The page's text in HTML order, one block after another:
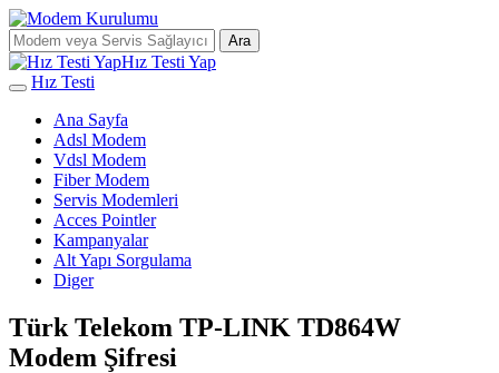
Ara
Hız Testi Yap
Hız Testi
Ana Sayfa
Adsl Modem
Vdsl Modem
Fiber Modem
Servis Modemleri
Acces Pointler
Kampanyalar
Alt Yapı Sorgulama
Diger
Türk Telekom TP-LINK TD864W
Modem Şifresi